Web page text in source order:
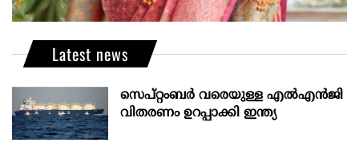
Latest news
സെപ്റ്റംബർ വരെയുള്ള എൽഎൻജി
വിതരണം ഉറപ്പാക്കി ഇന്ത്യ